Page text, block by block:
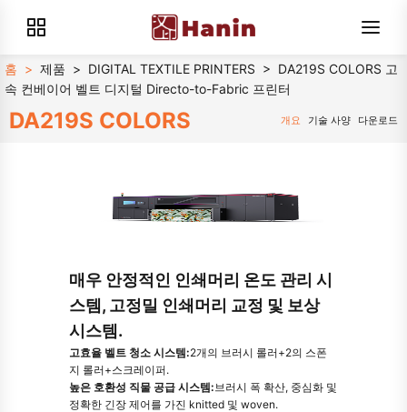
홈 > 제품 > DIGITAL TEXTILE PRINTERS > DA219S COLORS 고
속 컨베이어 벨트 디지털 Directo-to-Fabric 프린터
DA219S COLORS 개요 기술 사양 다운로드
매우 안정적인 인쇄머리 온도 관리 시
스템, 고정밀 인쇄머리 교정 및 보상
시스템.
고효율 벨트 청소 시스템:2개의 브러시 롤러+2의 스폰
지 롤러+스크레이퍼.
높은 호환성 직물 공급 시스템:브러시 폭 확산, 중심화 및
정확한 긴장 제어를 가진 knitted 및 woven.